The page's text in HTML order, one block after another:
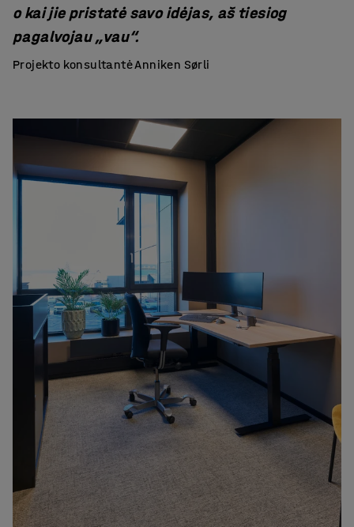
o kai jie pristatė savo idėjas, aš tiesiog
pagalvojau „vau“.
Projekto konsultantė Anniken Sørli